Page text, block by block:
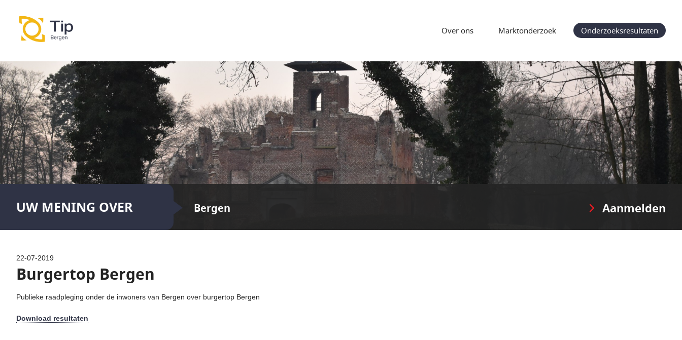
Over ons Marktonderzoek Onderzoeksresultaten
UW MENING OVER Bergen Aanmelden
22-07-2019
Burgertop Bergen
Publieke raadpleging onder de inwoners van Bergen over burgertop Bergen
Download resultaten